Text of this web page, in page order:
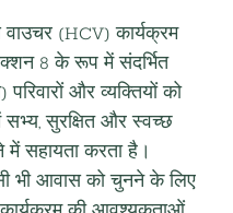
वाउचर (HCV) कार्यक्रम
8 के रूप में संदर्भित
परिवारों और व्यक्तियों को
सभ्य, सुरक्षित और स्वच्छ
सहायता करता है।
भी आवास को चुनने के लिए